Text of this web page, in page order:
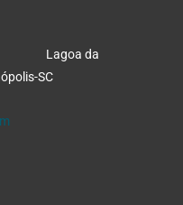
Lagoa da
SC